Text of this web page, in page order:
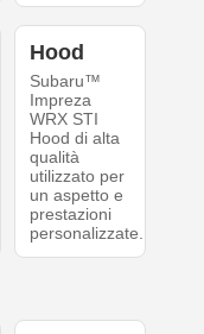
Hood
Subaru™
Impreza
WRX STI
Hood di alta
qualità
utilizzato per
un aspetto e
prestazioni
personalizzate.